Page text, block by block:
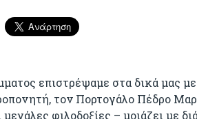
επιστρέψαμε στα δικά μας
τον Πορτογάλο Πέδρο
φιλοδοξίες – μοιάζει με